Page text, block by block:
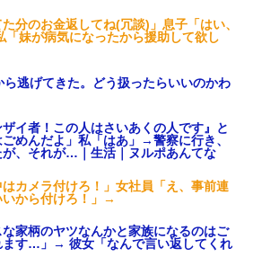
分のお金返してね(冗談)」息子「はい、
妹が病気になったから援助して欲し
逃げてきた。どう扱ったらいいのかわ
イ者！この人はさいあくの人です』と
めんだよ」私「はあ」→警察に行き、
が、それが…｜生活｜ヌルポあんてな
カメラ付けろ！」女社員「え、事前連
から付けろ！」→
な家柄のヤツなんかと家族になるのはご
ます…」→ 彼女「なんで言い返してくれ